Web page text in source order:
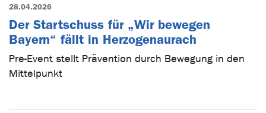
28.04.2026
Der Startschuss für „Wir bewegen
Bayern“ fällt in Herzogenaurach
Pre-Event stellt Prävention durch Bewegung in den
Mittelpunkt